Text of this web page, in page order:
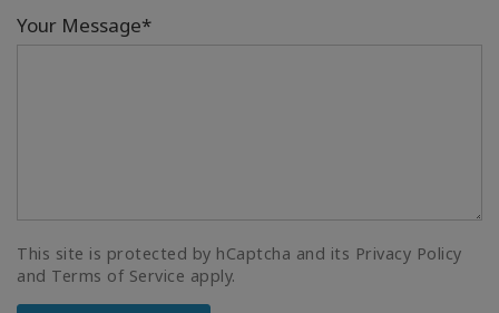
Your Message*
This site is protected by hCaptcha and its Privacy Policy
and Terms of Service apply.